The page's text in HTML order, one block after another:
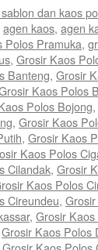
dan kaos
agen kaos, agen
Polos Pramuka,
, Grosir Kaos
Banteng, Grosir
Kaos Polos
Polos Bojong,
, Grosir Kaos
, Grosir Kaos
Kaos Polos
Cilandak, Grosir
Kaos Polos
Cireundeu,
, Grosir
Grosir Kaos Polos